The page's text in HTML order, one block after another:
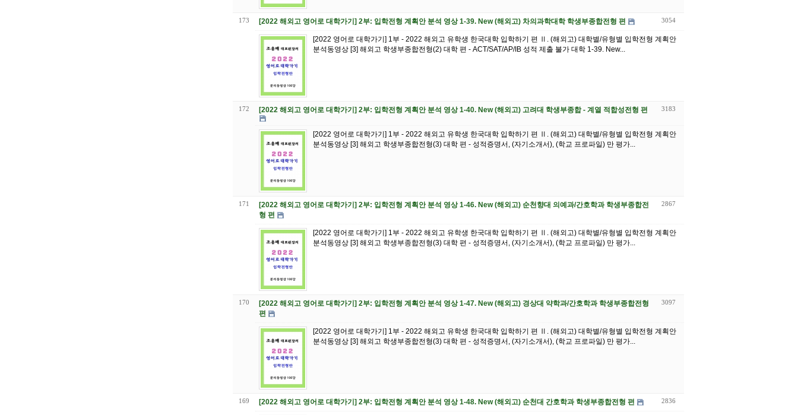
173 [2022 해외고 영어로 대학가기] 2부: 입학전형 계획안 분석 영상 1-39. New (해외고) 차의과학대학 학생부종합전형 편 3054
[2022 영어로 대학가기] 1부 - 2022 해외고 유학생 한국대학 입학하기 편 Ⅱ. (해외고) 대학별/유형별 입학전형 계획안
분석동영상 [3] 해외고 학생부종합전형(2) 대학 편 - ACT/SAT/AP/IB 성적 제출 불가 대학 1-39. New...
172 [2022 해외고 영어로 대학가기] 2부: 입학전형 계획안 분석 영상 1-40. New (해외고) 고려대 학생부종합 - 계열 적합성전형 편 3183
[2022 영어로 대학가기] 1부 - 2022 해외고 유학생 한국대학 입학하기 편 Ⅱ. (해외고) 대학별/유형별 입학전형 계획안
분석동영상 [3] 해외고 학생부종합전형(3) 대학 편 - 성적증명서, (자기소개서), (학교 프로파일) 만 평가...
171
[2022 해외고 영어로 대학가기] 2부: 입학전형 계획안 분석 영상 1-46. New (해외고) 순천향대 의예과/간호학과 학생부종합전
형 편
2867
[2022 영어로 대학가기] 1부 - 2022 해외고 유학생 한국대학 입학하기 편 Ⅱ. (해외고) 대학별/유형별 입학전형 계획안
분석동영상 [3] 해외고 학생부종합전형(3) 대학 편 - 성적증명서, (자기소개서), (학교 프로파일) 만 평가...
170
[2022 해외고 영어로 대학가기] 2부: 입학전형 계획안 분석 영상 1-47. New (해외고) 경상대 약학과/간호학과 학생부종합전형
편
3097
[2022 영어로 대학가기] 1부 - 2022 해외고 유학생 한국대학 입학하기 편 Ⅱ. (해외고) 대학별/유형별 입학전형 계획안
분석동영상 [3] 해외고 학생부종합전형(3) 대학 편 - 성적증명서, (자기소개서), (학교 프로파일) 만 평가...
169 [2022 해외고 영어로 대학가기] 2부: 입학전형 계획안 분석 영상 1-48. New (해외고) 순천대 간호학과 학생부종합전형 편 2836